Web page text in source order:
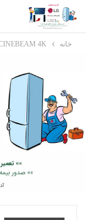
خانه 4K